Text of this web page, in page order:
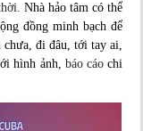
Nhà hảo tâm có thể
đồng minh bạch để
chưa, đi đâu, tới tay ai,
hình ảnh, báo cáochi